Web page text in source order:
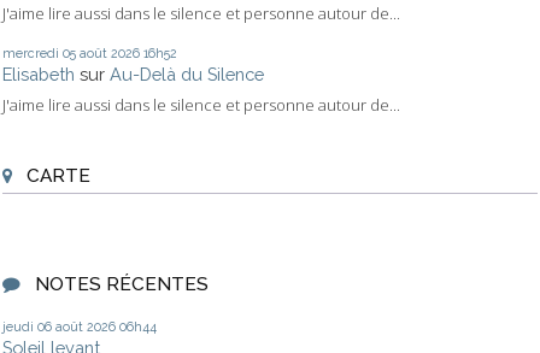
J'aime lire aussi dans le silence et personne autour de...
mercredi 05 août 2026 16h52
Elisabeth sur Au-Delà du Silence
J'aime lire aussi dans le silence et personne autour de...
CARTE
NOTES RÉCENTES
jeudi 06 août 2026 06h44
Soleil levant